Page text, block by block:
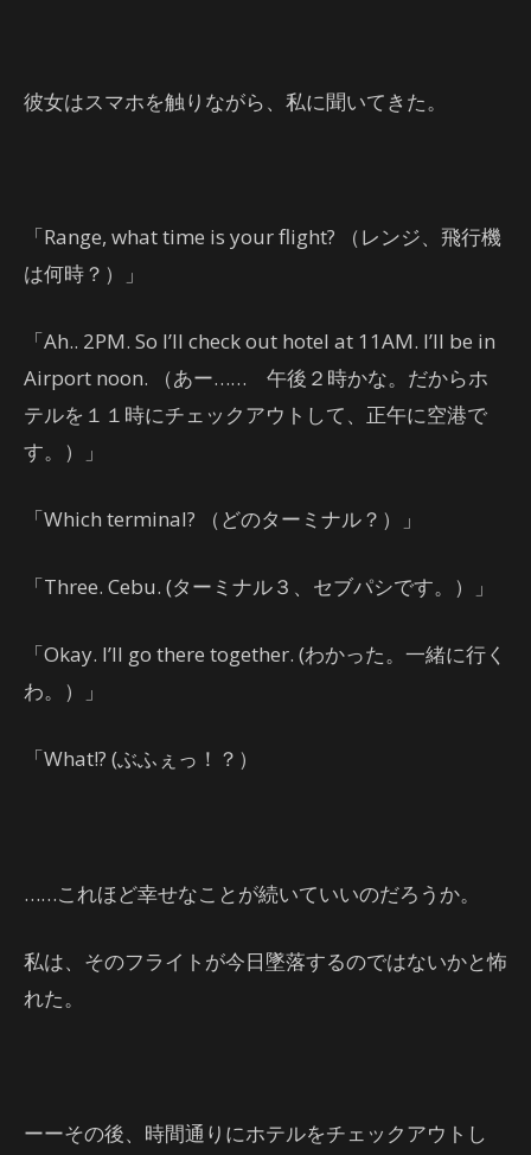
彼女はスマホを触りながら、私に聞いてきた。
「Range, what time is your flight? （レンジ、飛行機
は何時？）」
「Ah.. 2PM. So I’ll check out hotel at 11AM. I’ll be in
Airport noon. （あー…… 午後２時かな。だからホ
テルを１１時にチェックアウトして、正午に空港で
す。）」
「Which terminal? （どのターミナル？）」
「Three. Cebu. (ターミナル３、セブパシです。）」
「Okay. I’ll go there together. (わかった。一緒に行く
わ。）」
「What!? (ぶふぇっ！？）
……これほど幸せなことが続いていいのだろうか。
私は、そのフライトが今日墜落するのではないかと怖
れた。
ーーその後、時間通りにホテルをチェックアウトし